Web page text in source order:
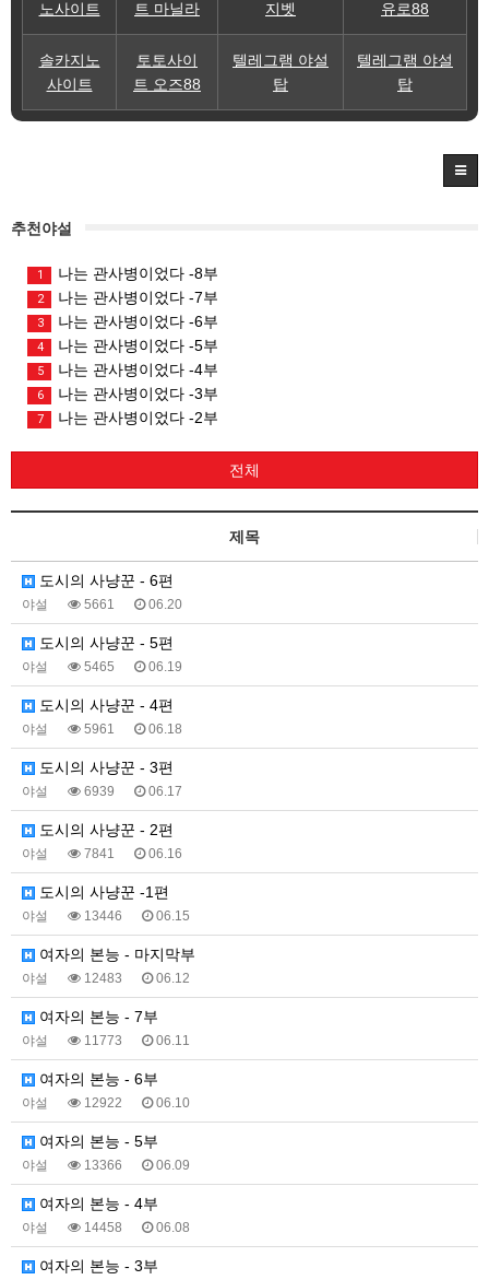
노사이트 트 마닐라 지벳 유로88
솔카지노
사이트
토토사이
트 오즈88
텔레그램 야설
탑
텔레그램 야설
탑
추천야설
1 나는 관사병이었다 -8부
2 나는 관사병이었다 -7부
3 나는 관사병이었다 -6부
4 나는 관사병이었다 -5부
5 나는 관사병이었다 -4부
6 나는 관사병이었다 -3부
7 나는 관사병이었다 -2부
전체
제목
도시의 사냥꾼 - 6편
야설 5661 06.20
도시의 사냥꾼 - 5편
야설 5465 06.19
도시의 사냥꾼 - 4편
야설 5961 06.18
도시의 사냥꾼 - 3편
야설 6939 06.17
도시의 사냥꾼 - 2편
야설 7841 06.16
도시의 사냥꾼 -1편
야설 13446 06.15
여자의 본능 - 마지막부
야설 12483 06.12
여자의 본능 - 7부
야설 11773 06.11
여자의 본능 - 6부
야설 12922 06.10
여자의 본능 - 5부
야설 13366 06.09
여자의 본능 - 4부
야설 14458 06.08
여자의 본능 - 3부